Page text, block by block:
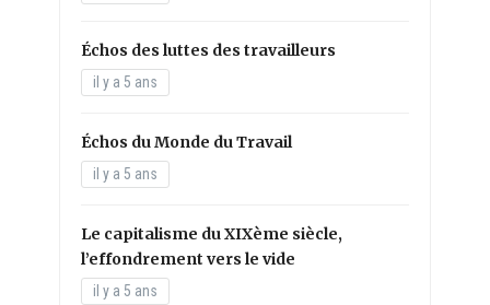
Échos des luttes des travailleurs
il y a 5 ans
Échos du Monde du Travail
il y a 5 ans
Le capitalisme du XIXème siècle,
l’effondrement vers le vide
il y a 5 ans